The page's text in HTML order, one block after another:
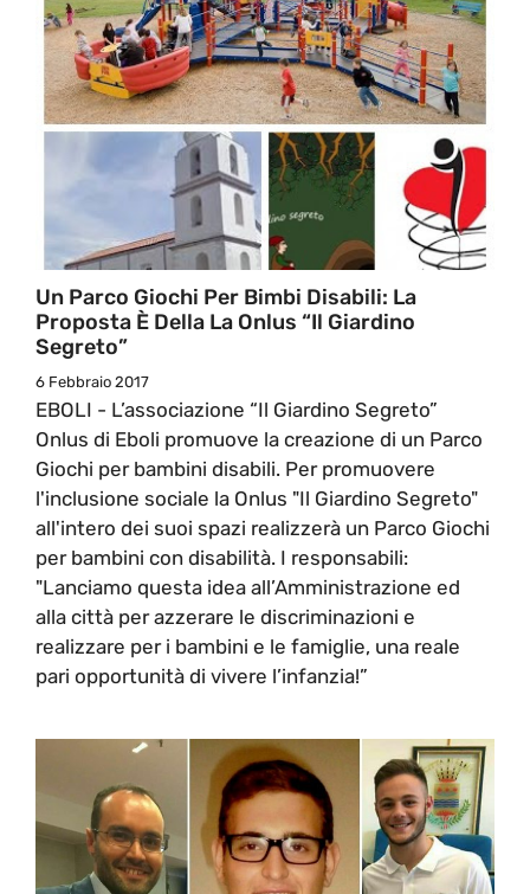
Un Parco Giochi Per Bimbi Disabili: La
Proposta È Della La Onlus “Il Giardino
Segreto”
6 Febbraio 2017
EBOLI - L’associazione “Il Giardino Segreto”
Onlus di Eboli promuove la creazione di un Parco
Giochi per bambini disabili. Per promuovere
l'inclusione sociale la Onlus "Il Giardino Segreto"
all'intero dei suoi spazi realizzerà un Parco Giochi
per bambini con disabilità. I responsabili:
"Lanciamo questa idea all’Amministrazione ed
alla città per azzerare le discriminazioni e
realizzare per i bambini e le famiglie, una reale
pari opportunità di vivere l’infanzia!”